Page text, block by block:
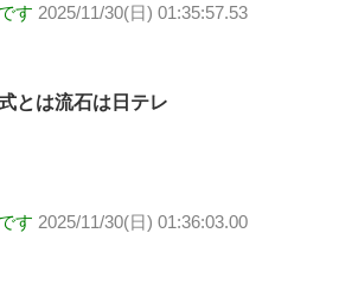
す 2025/11/30(日) 01:35:57.53
とは流石は日テレ
す 2025/11/30(日) 01:36:03.00